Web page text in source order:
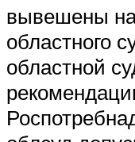
вывешены на
областного
областной